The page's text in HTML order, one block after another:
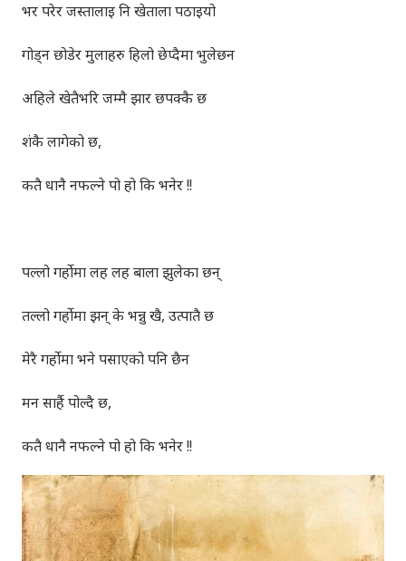
भर परेर जस्तालाइ नि खेताला पठाइयो
गोड्न छोडेर मुलाहरु हिलो छेप्दैमा भुलेछन
अहिले खेतैभरि जम्मै झार छपक्कै छ
शंकै लागेको छ,
कतै धानै नफल्ने पो हो कि भनेर !!
पल्लो गर्होमा लह लह बाला झुलेका छन्
तल्लो गर्होमा झन् के भन्नु खै, उत्पातै छ
मेरै गर्होमा भने पसाएको पनि छैन
मन सार्है पोल्दै छ,
कतै धानै नफल्ने पो हो कि भनेर !!